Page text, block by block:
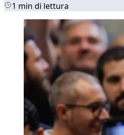
1 min di lettura